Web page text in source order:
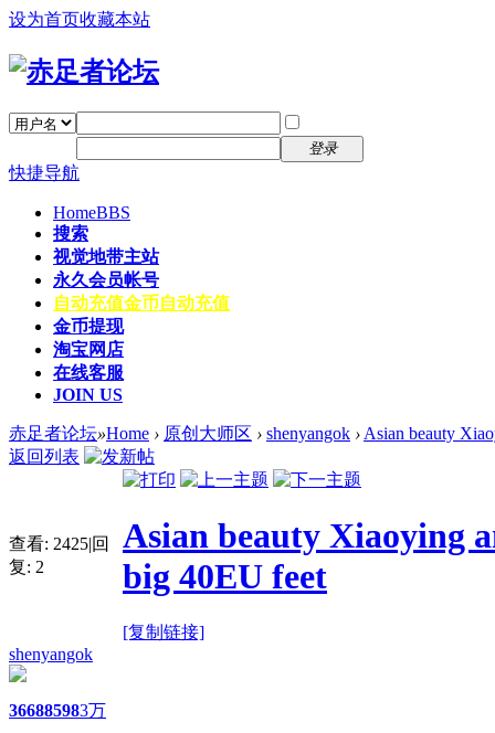
设为首页收藏本站
登录
快捷导航
HomeBBS
搜索
视觉地带主站
永久会员帐号
自动充值金币自动充值
金币提现
淘宝网店
在线客服
JOIN US
赤足者论坛»Home › 原创大师区 › shenyangok › Asian beauty
返回列表
查看: 2425|回
复: 2
Asian beauty Xiaoying
big 40EU feet
[复制链接]
shenyangok
366885983万